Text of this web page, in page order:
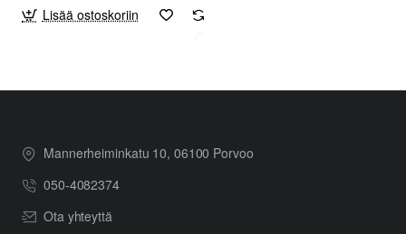
Lisää ostoskoriin
Mannerheiminkatu 10, 06100 Porvoo
050-4082374
Ota yhteyttä